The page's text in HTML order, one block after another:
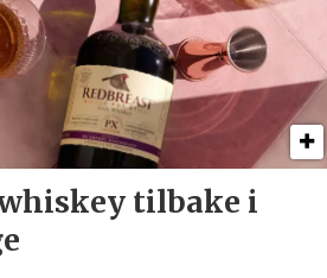
tilbake i